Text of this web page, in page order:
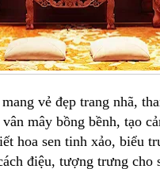
vẻ đẹp trang nhã,
mây bồng bềnh, tạo
hoa sen tinh xảo, biểu
điệu, tượng trưng cho